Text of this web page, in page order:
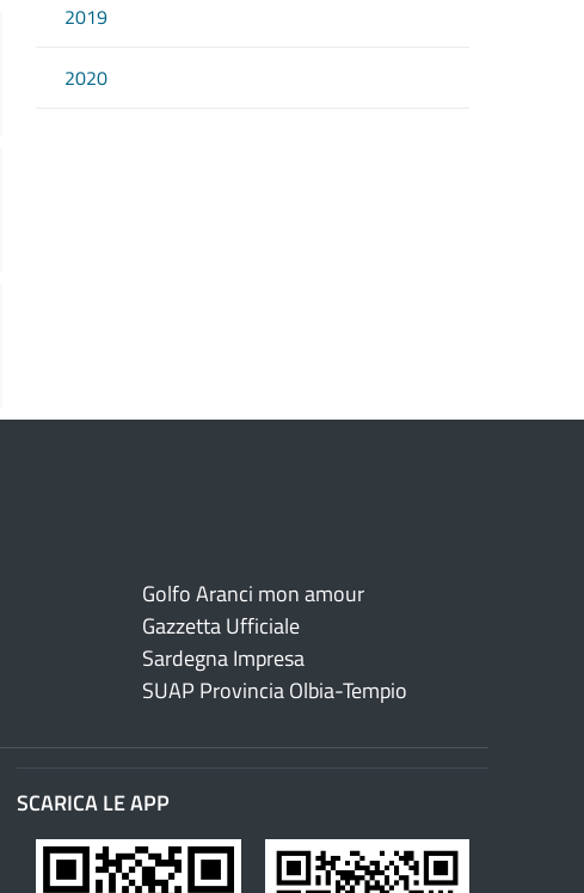
2019
2020
Golfo Aranci mon amour
Gazzetta Ufficiale
Sardegna Impresa
SUAP Provincia Olbia-Tempio
SCARICA LE APP